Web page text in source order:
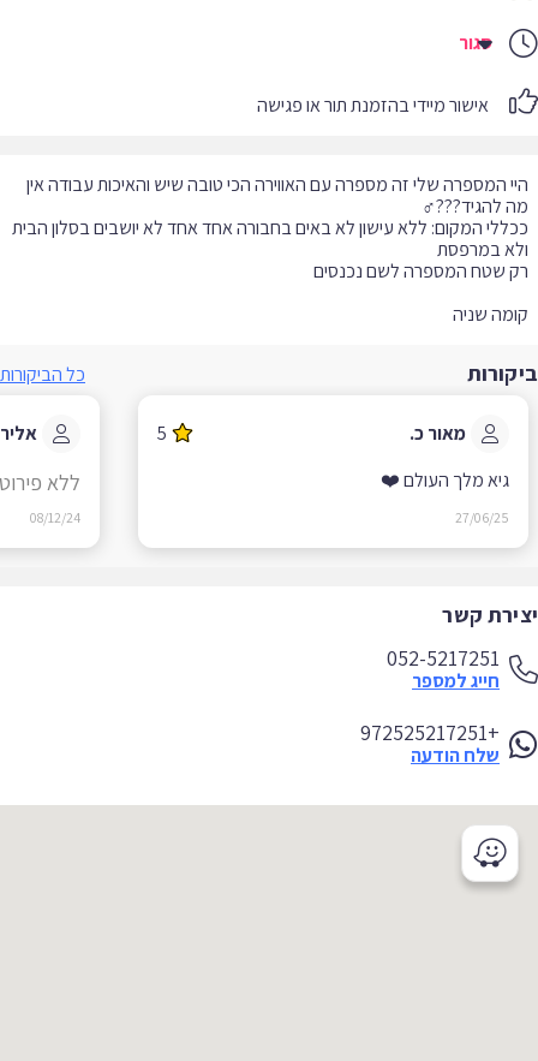
סגור
אישור מיידי בהזמנת תור או פגישה
המספרה שלי זה מספרה עם האווירה הכי טובה שיש והאיכות עבודה אין
המקום: ללא עישון לא באים בחבורה אחד אחד לא יושבים בסלון הבית
שניה
כל הביקורות
מאור כ.
5
גיא מלך העולם ❤️
27/06/25
אלירן
ללא פירוט
08/12/24
קשר
052-5217251
חייג למספר
+972525217251
שלח הודעה